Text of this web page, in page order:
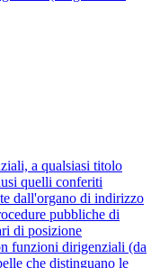
a qualsiasi titolo
quelli conferiti
dall'organo di indirizzo
pubbliche di
di posizione
funzioni dirigenziali (da
che distinguano le